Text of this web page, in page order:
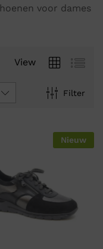
voor dames
View
Filter
Nieuw